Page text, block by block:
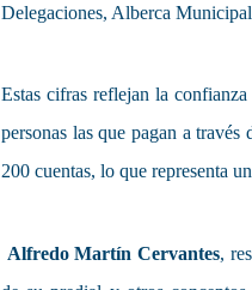
Delegaciones, Alberca
Estas cifras reflejan la
personas las que pagan a través
200 cuentas, lo que representa
Alfredo Martín Cervantes,